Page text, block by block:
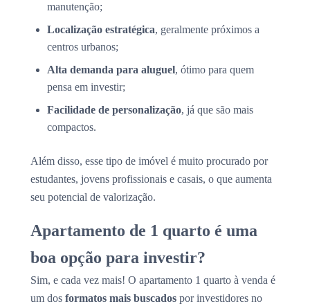
manutenção;
Localização estratégica, geralmente próximos a
centros urbanos;
Alta demanda para aluguel, ótimo para quem
pensa em investir;
Facilidade de personalização, já que são mais
compactos.
Além disso, esse tipo de imóvel é muito procurado por
estudantes, jovens profissionais e casais, o que aumenta
seu potencial de valorização.
Apartamento de 1 quarto é uma
boa opção para investir?
Sim, e cada vez mais! O apartamento 1 quarto à venda é
um dos formatos mais buscados por investidores no